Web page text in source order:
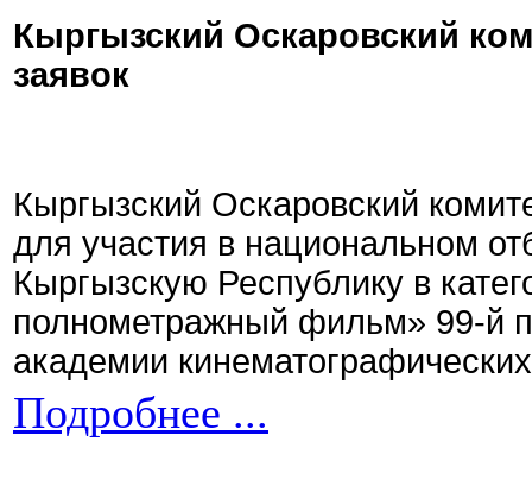
Кыргызский Оскаровский
заявок
Кыргызский Оскаровский
для участия в национальном
Кыргызскую Республику в
полнометражный фильм» 99-й
академии
Подробнее ...